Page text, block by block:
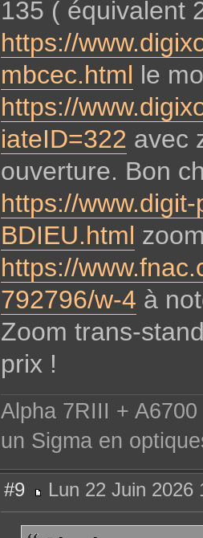
135 ( équivalent
https://
mbcec.html le
https://
iateID=322 avec
ouverture. Bon
https://
BDIEU.html
https://
792796/w-4 à
Zoom trans-
prix !
Alpha 7RIII +
un Sigma en
#9
e
Lun 22 Juin 2026